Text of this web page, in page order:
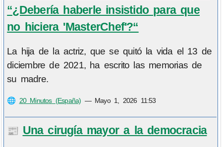
“¿Debería haberle insistido para que
no hiciera 'MasterChef'?“
La hija de la actriz, que se quitó la vida el 13 de
diciembre de 2021, ha escrito las memorias de
su madre.
🌐 20 Minutos (España) — Mayo 1, 2026 11:53
📰 Una cirugía mayor a la democracia